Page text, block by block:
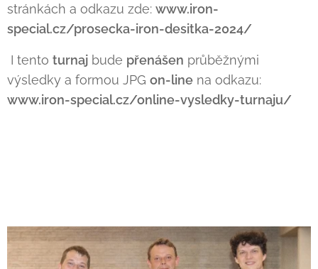
stránkách a odkazu zde: www.iron-
special.cz/prosecka-iron-desitka-2024/
I tento turnaj bude přenášen průběžnými
výsledky a formou JPG on-line na odkazu:
www.iron-special.cz/online-vysledky-turnaju/